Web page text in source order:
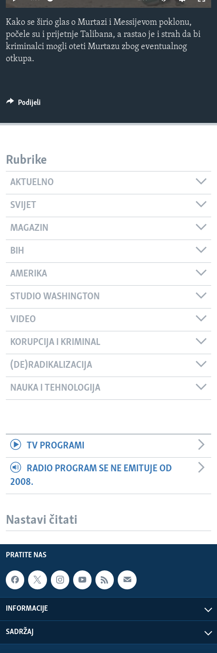
MAGAZIN
O GLASU AMERIKE
Learning English
Jezici
Kako se širio glas o Murtazi i Messijevom poklonu,
počele su i prijetnje Talibana, a rastao je i strah da bi
kriminalci mogli oteti Murtazu zbog eventualnog
otkupa.
Podijeli
Rubrike
AKTUELNO
SVIJET
MAGAZIN
BIH
AMERIKA
STUDIO WASHINGTON
VIDEO
KORUPCIJA I KRIMINAL
(DE)RADIKALIZACIJA
NAUKA I TEHNOLOGIJA
TV PROGRAMI
RADIO PROGRAM SE NE EMITUJE OD
2008.
Nastavi čitati
PRATITE NAS
INFORMACIJE
SADRŽAJ